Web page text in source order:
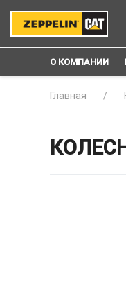
О КОМПАНИИ
Главная